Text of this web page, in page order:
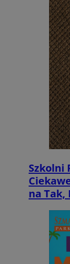
Szkolni
na Tak,